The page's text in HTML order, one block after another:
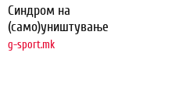
Синдром на
(само)уништување
g-sport.mk